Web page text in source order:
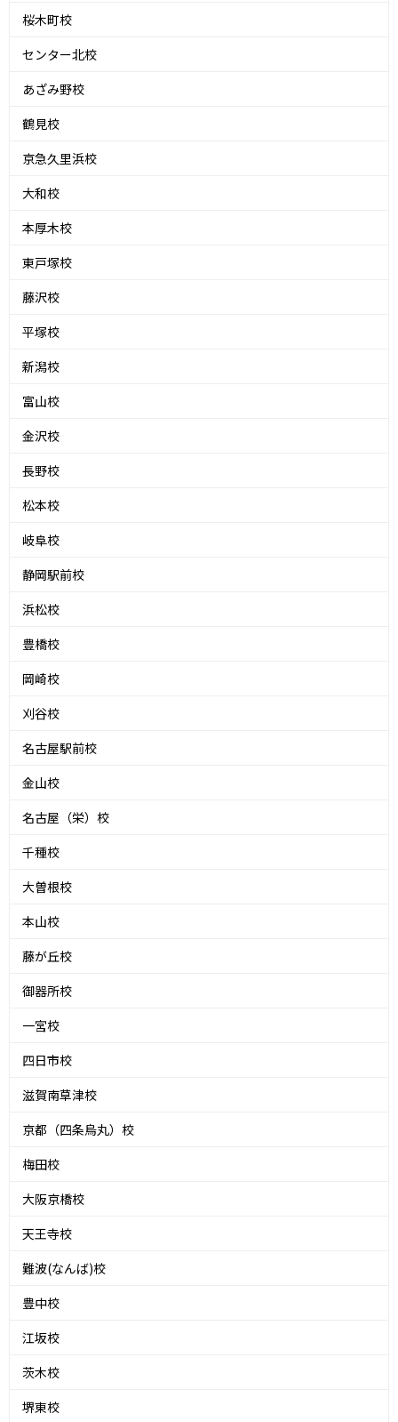
桜木町校
センター北校
あざみ野校
鶴見校
京急久里浜校
大和校
本厚木校
東戸塚校
藤沢校
平塚校
新潟校
富山校
金沢校
長野校
松本校
岐阜校
静岡駅前校
浜松校
豊橋校
岡崎校
刈谷校
名古屋駅前校
金山校
名古屋（栄）校
千種校
大曽根校
本山校
藤が丘校
御器所校
一宮校
四日市校
滋賀南草津校
京都（四条烏丸）校
梅田校
大阪京橋校
天王寺校
難波(なんば)校
豊中校
江坂校
茨木校
堺東校